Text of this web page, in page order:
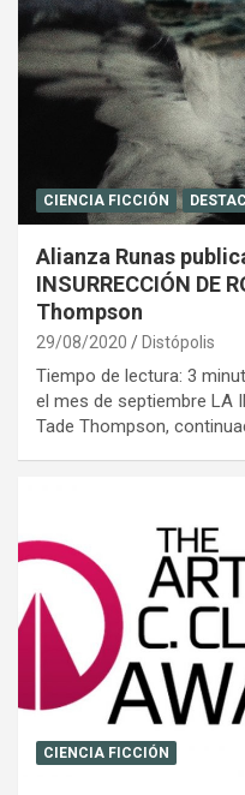
CIENCIA FICCIÓN
Alianza Runas
INSURRECCIÓN DE
Thompson
29/08/2020 Distópolis
Tiempo de lectura: 3
el mes de septiembre LA
Tade Thompson,
CIENCIA FICCIÓN